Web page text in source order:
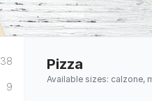
38
9
Pizza
Available sizes: calzone,